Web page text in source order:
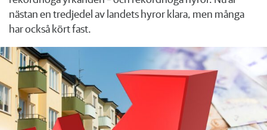
nästan en tredjedel av landets hyror klara, men många
har också kört fast.